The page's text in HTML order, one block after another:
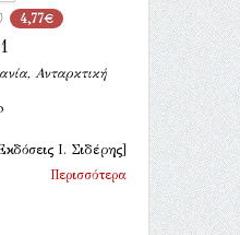
4,77€
Ανταρκτική
Ι. Σιδέρης]
Περισσότερα